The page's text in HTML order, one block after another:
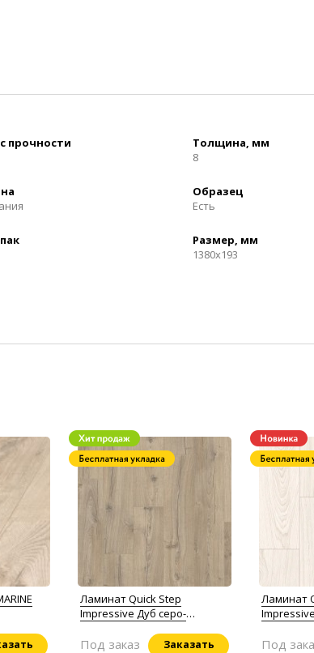
прочности
Толщина, мм
8
Образец
Есть
Размер, мм
1380x193
Ламинат Quick Step
Impressive Дуб серо-
Заказать
Под заказ
Ламинат
Под